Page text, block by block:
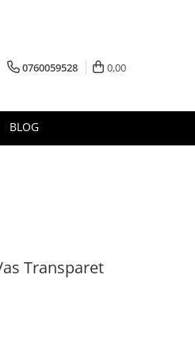
0760059528 0,00
BLOG
Transparet